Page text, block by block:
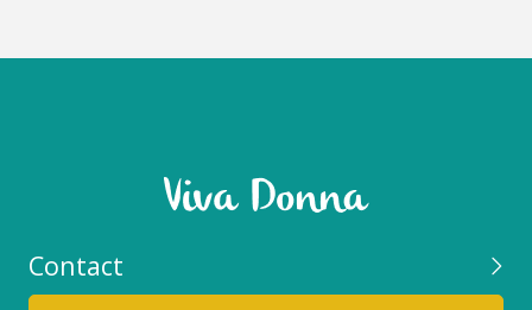
Contact